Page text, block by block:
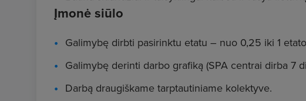
Įmonė siūlo
Galimybę dirbti pasirinktu etatu – nuo 0,25 iki 1
Galimybę derinti darbo grafiką (SPA centrai dirba 7
Darbą draugiškame tarptautiniame kolektyve.